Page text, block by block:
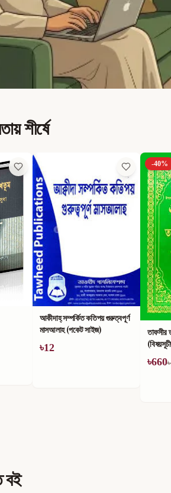
শীর্ষে
তাফসীর তাইসীরুল কুরআন
(বিষয়সূচীছাড়া)
-40%
একশ
বই